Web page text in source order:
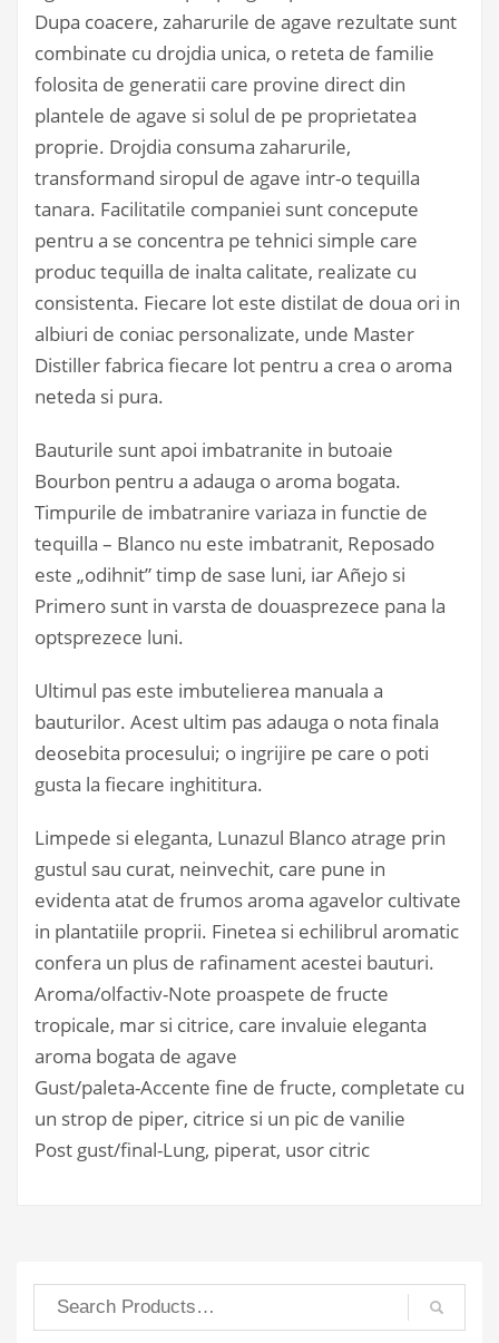
Dupa coacere, zaharurile de agave rezultate sunt
combinate cu drojdia unica, o reteta de familie
folosita de generatii care provine direct din
plantele de agave si solul de pe proprietatea
proprie. Drojdia consuma zaharurile,
transformand siropul de agave intr-o tequilla
tanara. Facilitatile companiei sunt concepute
pentru a se concentra pe tehnici simple care
produc tequilla de inalta calitate, realizate cu
consistenta. Fiecare lot este distilat de doua ori in
albiuri de coniac personalizate, unde Master
Distiller fabrica fiecare lot pentru a crea o aroma
neteda si pura.
Bauturile sunt apoi imbatranite in butoaie
Bourbon pentru a adauga o aroma bogata.
Timpurile de imbatranire variaza in functie de
tequilla – Blanco nu este imbatranit, Reposado
este „odihnit” timp de sase luni, iar Añejo si
Primero sunt in varsta de douasprezece pana la
optsprezece luni.
Ultimul pas este imbutelierea manuala a
bauturilor. Acest ultim pas adauga o nota finala
deosebita procesului; o ingrijire pe care o poti
gusta la fiecare inghititura.
Limpede si eleganta, Lunazul Blanco atrage prin
gustul sau curat, neinvechit, care pune in
evidenta atat de frumos aroma agavelor cultivate
in plantatiile proprii. Finetea si echilibrul aromatic
confera un plus de rafinament acestei bauturi.
Aroma/olfactiv-Note proaspete de fructe
tropicale, mar si citrice, care invaluie eleganta
aroma bogata de agave
Gust/paleta-Accente fine de fructe, completate cu
un strop de piper, citrice si un pic de vanilie
Post gust/final-Lung, piperat, usor citric